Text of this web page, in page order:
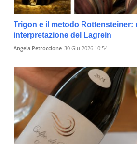
Trigon e il metodo Rottensteiner:
interpretazione del Lagrein
Angela Petroccione 30 Giu 2026 10:54